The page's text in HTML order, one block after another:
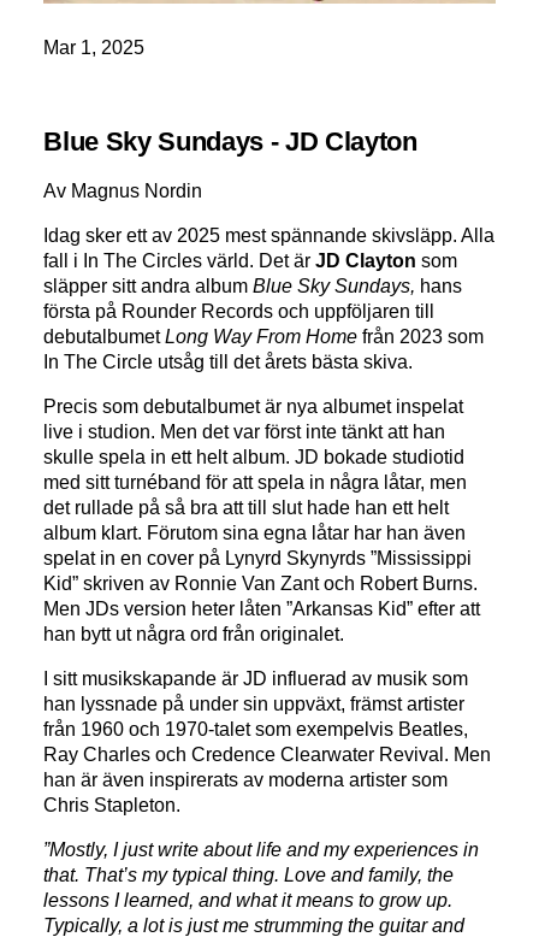
Mar 1, 2025
Blue Sky Sundays - JD Clayton
Av Magnus Nordin
Idag sker ett av 2025 mest spännande skivsläpp. Alla
fall i In The Circles värld. Det ärJD Clayton som
släpper sitt andra albumBlue Sky Sundays, hans
första på Rounder Records och uppföljaren till
debutalbumetLong Way From Home från 2023 som
In The Circle utsåg till det årets bästa skiva.
Precis som debutalbumet är nya albumet inspelat
live i studion. Men det var först inte tänkt att han
skulle spela in ett helt album. JD bokade studiotid
med sitt turnéband för att spela in några låtar, men
det rullade på så bra att till slut hade han ett helt
album klart. Förutom sina egna låtar har han även
spelat in en cover på Lynyrd Skynyrds ”Mississippi
Kid” skriven av Ronnie Van Zant och Robert Burns.
Men JDs version heter låten ”Arkansas Kid” efter att
han bytt ut några ord från originalet.
I sitt musikskapande är JD influerad av musik som
han lyssnade på under sin uppväxt, främst artister
från 1960 och 1970-talet som exempelvis Beatles,
Ray Charles och Credence Clearwater Revival. Men
han är även inspirerats av moderna artister som
Chris Stapleton.
”Mostly, I just write about life and my experiences in
that. That’s my typical thing. Love and family, the
lessons I learned, and what it means to grow up.
Typically, a lot is just me strumming the guitar and